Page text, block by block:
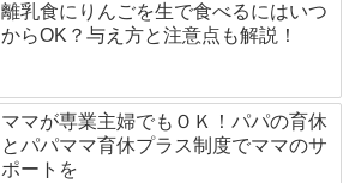
離乳食にりんごを生で食べるにはいつ
からOK？与え方と注意点も解説！
ママが専業主婦でもＯＫ！パパの育休
とパパママ育休プラス制度でママのサ
ポートを